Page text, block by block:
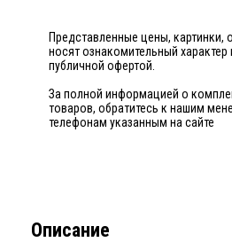
Представленные цены, картинки,
носят ознакомительный характер
публичной офертой.
За полной информацией о
товаров, обратитесь к нашим
телефонам указанным на сайте
Описание